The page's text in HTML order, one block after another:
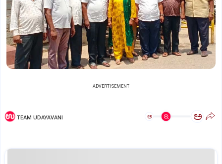
ADVERTISEMENT
TEAM UDAYAVANI ಅ ಅ